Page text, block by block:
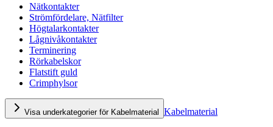
Nätkontakter
Strömfördelare, Nätfilter
Högtalarkontakter
Lågnivåkontakter
Terminering
Rörkabelskor
Flatstift guld
Crimphylsor
Visa underkategorier för Kabelmaterial Kabelmaterial